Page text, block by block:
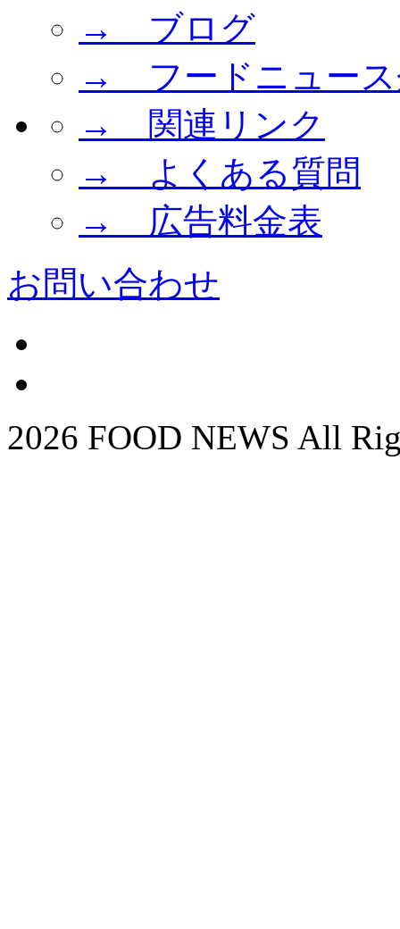
→ ブログ
→ フードニュース
→ 関連リンク
→ よくある質問
→ 広告料金表
お問い合わせ
2026 FOOD NEWS All